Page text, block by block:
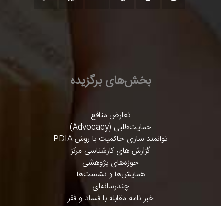
بخش‌های برگزیده
تعارض منافع
حمایت‌طلبی (Advocacy)
توانمند سازی حاکمیت با روش PDIA
گزارش های کارشناسی مرکز
حوزه‌های پژوهشی
همایش‌ها و نشست‌ها
چندرسانه‌ای
خبر نامه مقابله با فساد و فقر